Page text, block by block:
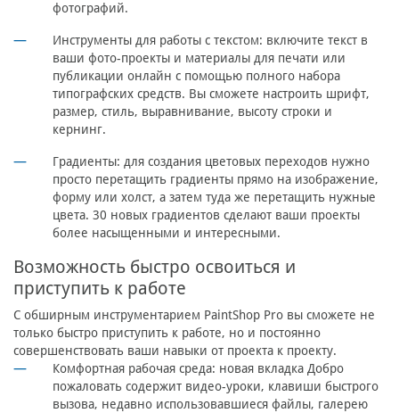
фотографий.
Инструменты для работы с текстом: включите текст в
ваши фото-проекты и материалы для печати или
публикации онлайн с помощью полного набора
типографских средств. Вы сможете настроить шрифт,
размер, стиль, выравнивание, высоту строки и
кернинг.
Градиенты: для создания цветовых переходов нужно
просто перетащить градиенты прямо на изображение,
форму или холст, а затем туда же перетащить нужные
цвета. 30 новых градиентов сделают ваши проекты
более насыщенными и интересными.
Возможность быстро освоиться и
приступить к работе
С обширным инструментарием PaintShop Pro вы сможете не
только быстро приступить к работе, но и постоянно
совершенствовать ваши навыки от проекта к проекту.
Комфортная рабочая среда: новая вкладка Добро
пожаловать содержит видео-уроки, клавиши быстрого
вызова, недавно использовавшиеся файлы, галерею